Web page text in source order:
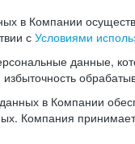
в Компании
с Условиями
данные,
в Компании
Компания